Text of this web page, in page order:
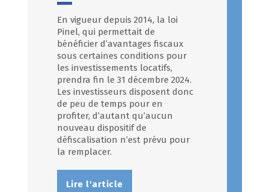
En vigueur depuis 2014, la loi
Pinel, qui permettait de
bénéficier d’avantages fiscaux
sous certaines conditions pour
les investissements locatifs,
prendra fin le 31 décembre 2024.
Les investisseurs disposent donc
de peu de temps pour en
profiter, d’autant qu’aucun
nouveau dispositif de
défiscalisation n’est prévu pour
la remplacer.
Lire l'article